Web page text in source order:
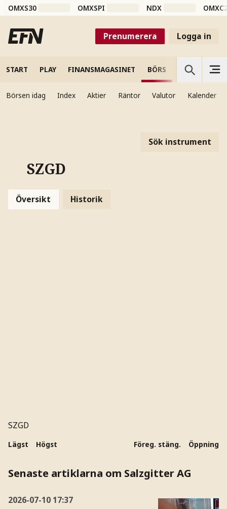
OMXS30 OMXSPI NDX
Prenumerera Logga in
START PLAY FINANSMAGASINET BÖRS VETENSKAP
Börsen idag Index Aktier Räntor Valutor Kalender
Sök instrument
SZGD
Översikt Historik
SZGD
Lägst Högst Föreg. stäng. Öppning
Senaste artiklarna om Salzgitter AG
2026-07-10 17:37